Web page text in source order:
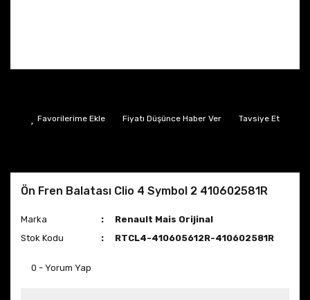
Fiyatı Düşünce Haber Ver Tavsiye Et
Ön Fren Balatası Clio 4 Symbol 2 410602581R
Marka
Renault Mais Orijinal
Stok Kodu
RTCL4-410605612R-410602581R
0 - Yorum Yap